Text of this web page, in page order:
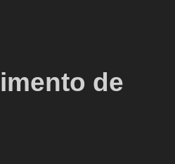
de